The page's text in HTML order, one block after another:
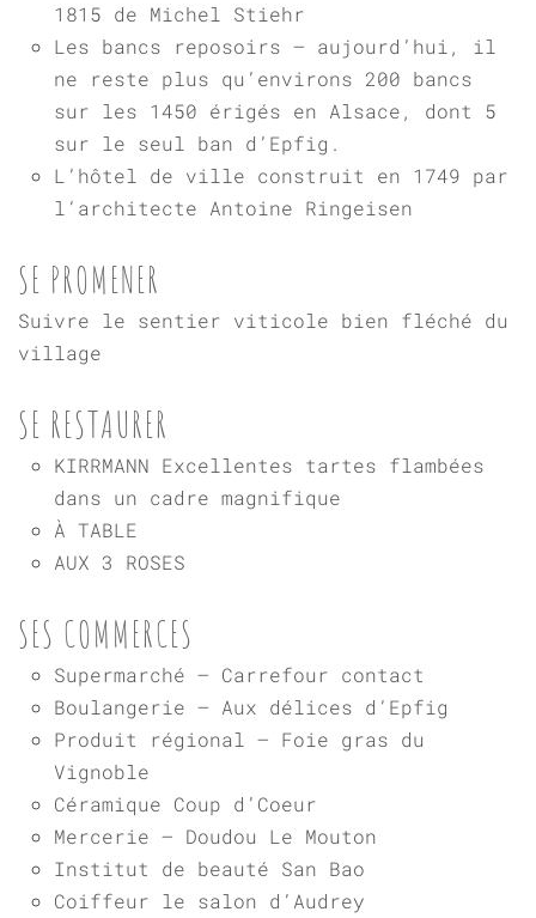
1815 de Michel Stiehr
Les bancs reposoirs – aujourd’hui, il
ne reste plus qu’environs 200 bancs
sur les 1450 érigés en Alsace, dont 5
sur le seul ban d’Epfig.
L’hôtel de ville construit en 1749 par
l’architecte Antoine Ringeisen
SE PROMENER
Suivre le sentier viticole bien fléché du
village
SE RESTAURER
KIRRMANN Excellentes tartes flambées
dans un cadre magnifique
À TABLE
AUX 3 ROSES
SES COMMERCES
Supermarché – Carrefour contact
Boulangerie – Aux délices d’Epfig
Produit régional – Foie gras du
Vignoble
Céramique Coup d’Coeur
Mercerie – Doudou Le Mouton
Institut de beauté San Bao
Coiffeur le salon d’Audrey